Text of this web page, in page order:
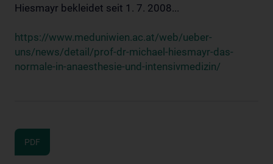
Hiesmayr bekleidet seit 1. 7. 2008...
https://www.meduniwien.ac.at/web/ueber-
uns/news/detail/prof-dr-michael-hiesmayr-das-
normale-in-anaesthesie-und-intensivmedizin/
PDF